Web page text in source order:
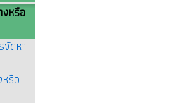
งหรือ
ดหา
รือ